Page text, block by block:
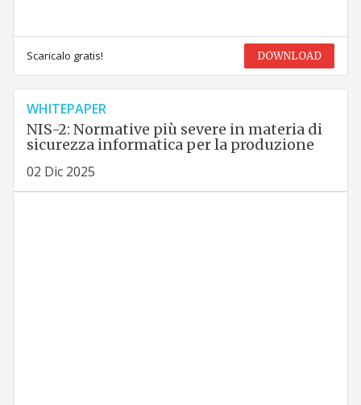
Scaricalo gratis! DOWNLOAD
WHITEPAPER
NIS-2: Normative più severe in materia di
sicurezza informatica per la produzione
02 Dic 2025